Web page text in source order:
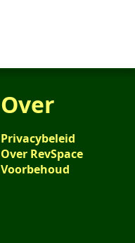
Over
Privacybeleid
Over RevSpace
Voorbehoud